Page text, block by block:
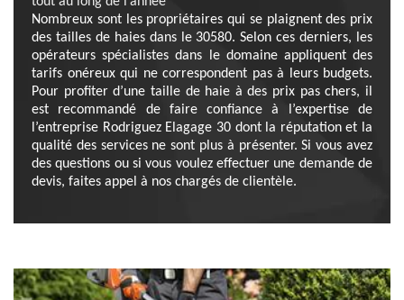
Nombreux sont les propriétaires qui se plaignent des prix
des tailles de haies dans le 30580. Selon ces derniers, les
opérateurs spécialistes dans le domaine appliquent des
tarifs onéreux qui ne correspondent pas à leurs budgets.
Pour profiter d’une taille de haie à des prix pas chers, il
est recommandé de faire confiance à l’expertise de
l’entreprise Rodriguez Elagage 30 dont la réputation et la
qualité des services ne sont plus à présenter. Si vous avez
des questions ou si vous voulez effectuer une demande de
devis, faites appel à nos chargés de clientèle.